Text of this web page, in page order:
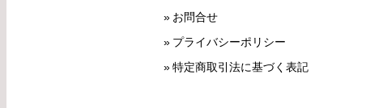
お問合せ
プライバシーポリシー
特定商取引法に基づく表記